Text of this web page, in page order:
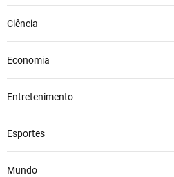
Ciência
Economia
Entretenimento
Esportes
Mundo